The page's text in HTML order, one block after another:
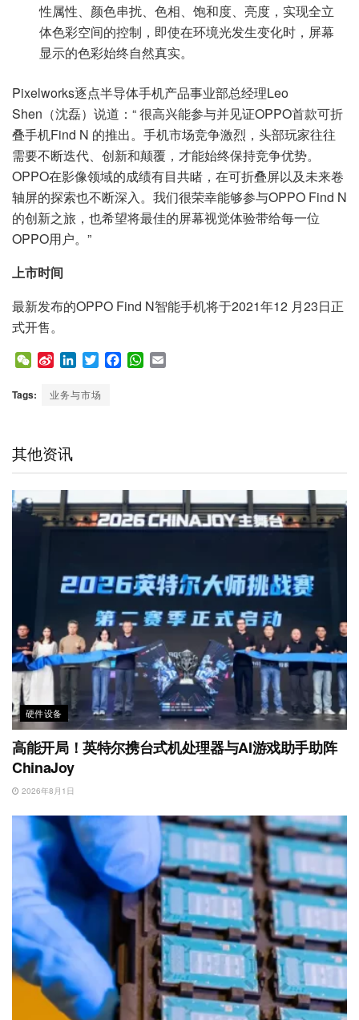
性属性、颜色串扰、色相、饱和度、亮度，实现全立
体色彩空间的控制，即使在环境光发生变化时，屏幕
显示的色彩始终自然真实。
Pixelworks逐点半导体手机产品事业部总经理Leo
Shen（沈磊）说道：“ 很高兴能参与并见证OPPO首款可折
叠手机Find N 的推出。手机市场竞争激烈，头部玩家往往
需要不断迭代、创新和颠覆，才能始终保持竞争优势。
OPPO在影像领域的成绩有目共睹，在可折叠屏以及未来卷
轴屏的探索也不断深入。我们很荣幸能够参与OPPO Find N
的创新之旅，也希望将最佳的屏幕视觉体验带给每一位
OPPO用户。”
上市时间
最新发布的OPPO Find N智能手机将于2021年12 月23日正
式开售。
W
C
S
n
i
o
L
n
T
i
F
W
Tags: 业务与市场
其他资讯
硬件设备
高能开局！英特尔携台式机处理器与AI游戏助手助阵
ChinaJoy
2026年8月1日